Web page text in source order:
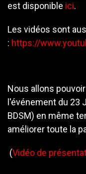
est disponible ici.
Les vidéos sont
: https://
Nous allons
l'événement du 23
BDSM) en même
améliorer toute la
(Vidéo de